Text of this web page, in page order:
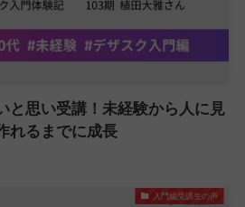
と思い受講！未経験から人に見
れるまでに成長
入門編受講生の声